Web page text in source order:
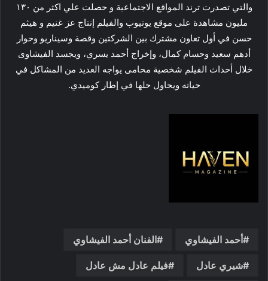
والتي تصدرت ترند المواقع الاجتماعية و حصلت علي اكثر من ١٣٠
مليون مشاهدة على موقع يوتيوب والفيلم إنتاج عز غنيم و هيثم
حسن في أول تعاون مشترك بين الشركتين وقصة وسيناريو وحوار
أدهم سعيد وحسام كمال، وإخراج أحمد يسري، ويجسد الفيشاوى
خلال أحداث الفيلم شخصية محامى يواجه العديد من المشاكل في
حياته ويحاول حلها في إطار كوميدي.
أحمد الفيشاوي الفنان أحمد الفيشاوي
شيري عادل فيلم عادل مش عادل